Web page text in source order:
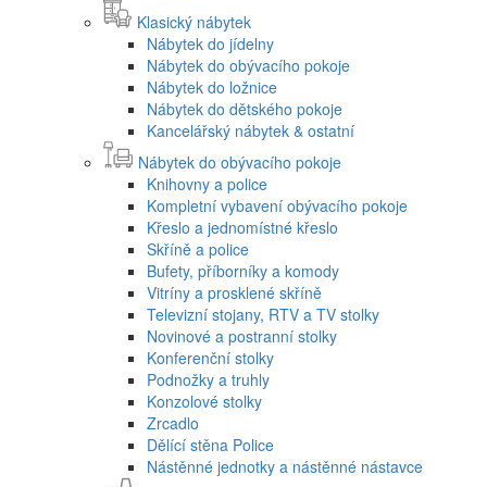
Klasický nábytek
Nábytek do jídelny
Nábytek do obývacího pokoje
Nábytek do ložnice
Nábytek do dětského pokoje
Kancelářský nábytek & ostatní
Nábytek do obývacího pokoje
Knihovny a police
Kompletní vybavení obývacího pokoje
Křeslo a jednomístné křeslo
Skříně a police
Bufety, příborníky a komody
Vitríny a prosklené skříně
Televizní stojany, RTV a TV stolky
Novinové a postranní stolky
Konferenční stolky
Podnožky a truhly
Konzolové stolky
Zrcadlo
Dělící stěna Police
Nástěnné jednotky a nástěnné nástavce